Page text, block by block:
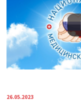
26.05.2023